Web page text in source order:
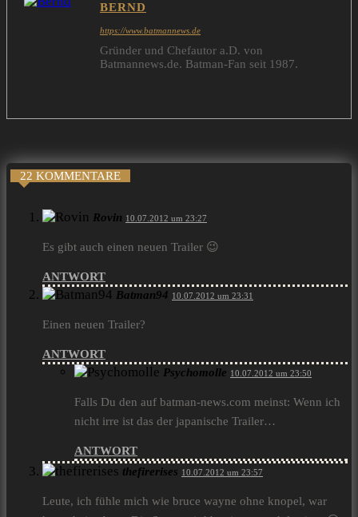
BERND
https://www.batmannews.de
Gründer und Chefautor a.D. von
Batmannews.de. Batman-Fan seit 1987.
22 KOMMENTARE
Rovin 10.07.2012 um 23:27
Es gibt auch einen neuen Trailer 😉
ANTWORT
Batman94 10.07.2012 um 23:31
Einen neuen Trailer?
ANTWORT
Psychomolle 10.07.2012 um 23:50
Falls Du den auf batman-news.com meinst: Wenn ich
nicht irre ist das der japanische Trailer…
ANTWORT
thefirerises 10.07.2012 um 23:57
Leute, ich fühle mich wie bruce wayne ohne knopel, war